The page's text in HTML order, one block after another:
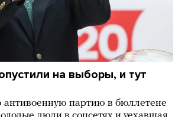
на выборы, и тут
партию в бюллетене